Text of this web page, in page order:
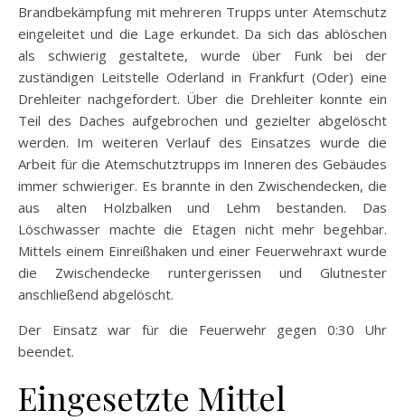
Brandbekämpfung mit mehreren Trupps unter Atemschutz
eingeleitet und die Lage erkundet. Da sich das ablöschen
als schwierig gestaltete, wurde über Funk bei der
zuständigen Leitstelle Oderland in Frankfurt (Oder) eine
Drehleiter nachgefordert. Über die Drehleiter konnte ein
Teil des Daches aufgebrochen und gezielter abgelöscht
werden. Im weiteren Verlauf des Einsatzes wurde die
Arbeit für die Atemschutztrupps im Inneren des Gebäudes
immer schwieriger. Es brannte in den Zwischendecken, die
aus alten Holzbalken und Lehm bestanden. Das
Löschwasser machte die Etagen nicht mehr begehbar.
Mittels einem Einreißhaken und einer Feuerwehraxt wurde
die Zwischendecke runtergerissen und Glutnester
anschließend abgelöscht.
Der Einsatz war für die Feuerwehr gegen 0:30 Uhr
beendet.
Eingesetzte Mittel